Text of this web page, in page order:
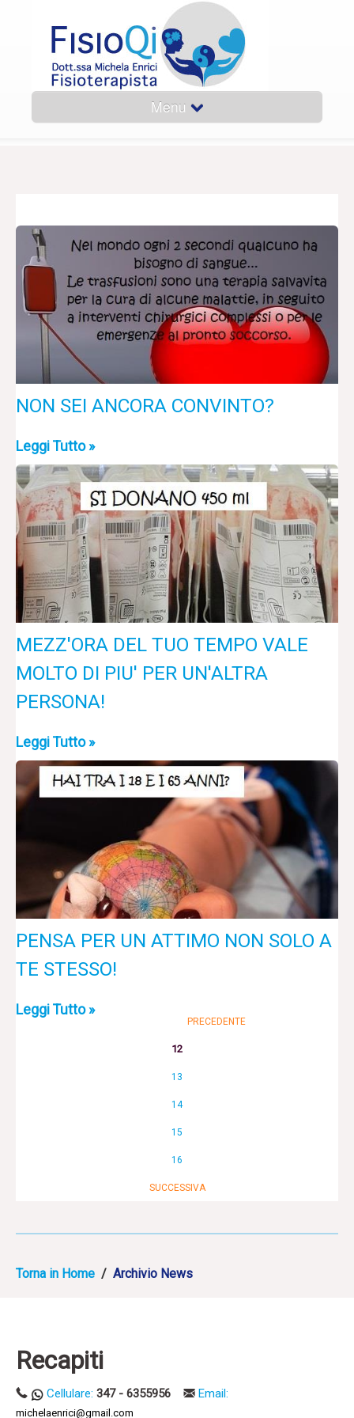
Menu
News
Insegnamento
Contatti
NON SEI ANCORA CONVINTO?
Leggi Tutto »
MEZZ'ORA DEL TUO TEMPO VALE
MOLTO DI PIU' PER UN'ALTRA
PERSONA!
Leggi Tutto »
PENSA PER UN ATTIMO NON SOLO A
TE STESSO!
Leggi Tutto »
PRECEDENTE
12
13
14
15
16
SUCCESSIVA
Torna in Home / Archivio News
Recapiti
Cellulare: 347 - 6355956 Email:
michelaenrici@gmail.com